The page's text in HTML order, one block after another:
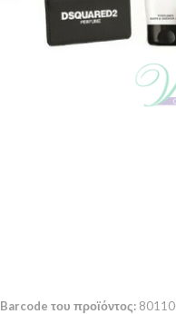
Barcode του προϊόντος: